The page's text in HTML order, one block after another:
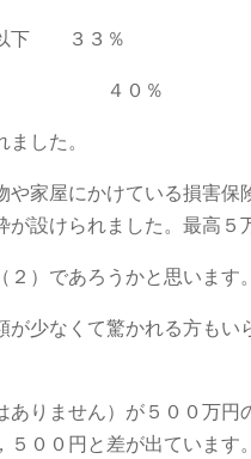
以下 ３３％
４０％
した。
や家屋にかけている損害保
設けられました。最高５
）であろうかと思います。
少なくて驚かれる方もい
ありません）が５００万円
００円と差が出ています。